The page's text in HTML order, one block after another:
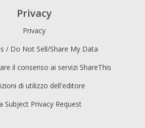
Privacy
Privacy
/ Do Not Sell/Share My Data
il consenso ai servizi ShareThis
di utilizzo dell'editore
Subject Privacy Request